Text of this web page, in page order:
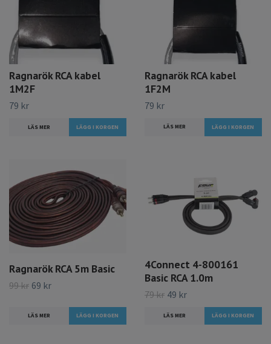
Ragnarök RCA kabel
1M2F
79 kr
LÄS MER
Ragnarök RCA kabel
1F2M
79 kr
LÄS MER
Ragnarök RCA 5m Basic
99 kr 69 kr
LÄS MER
4Connect 4-800161
Basic RCA 1.0m
79 kr 49 kr
LÄS MER